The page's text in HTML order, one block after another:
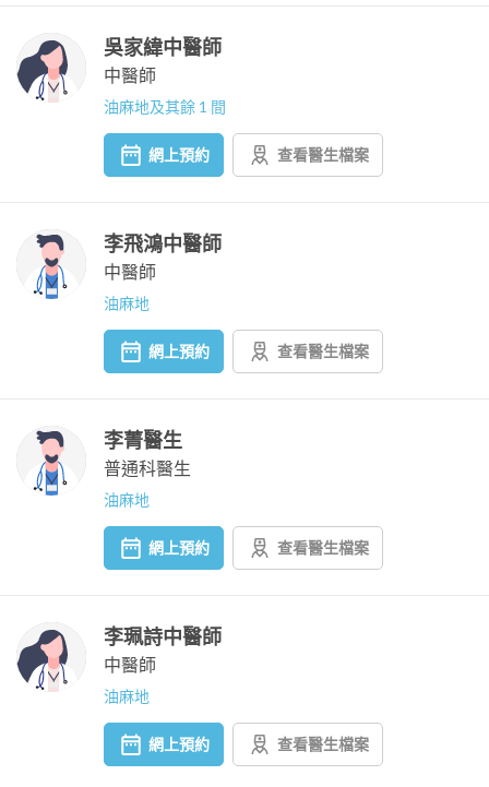
吳家緯中醫師
中醫師
油麻地及其餘 1 間
網上預約 查看醫生檔案
李飛鴻中醫師
中醫師
油麻地
網上預約 查看醫生檔案
李菁醫生
普通科醫生
油麻地
網上預約 查看醫生檔案
李珮詩中醫師
中醫師
油麻地
網上預約 查看醫生檔案